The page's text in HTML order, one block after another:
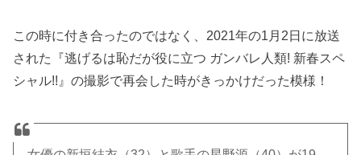
この時に付き合ったのではなく、2021年の1月2日に放送
された『逃げるは恥だが役に立つ ガンバレ人類! 新春スペ
シャル!!』の撮影で再会した時がきっかけだった模様！